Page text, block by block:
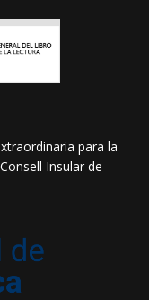
para la
Insular de